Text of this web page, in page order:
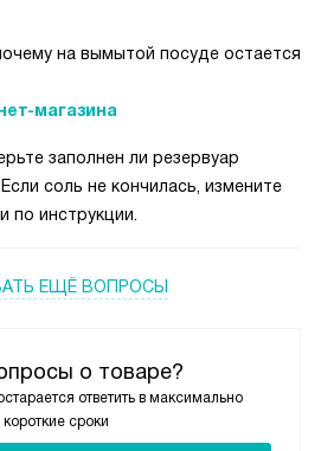
о товаре?
ответить в максимально
короткие сроки
на вымытой посуде остается
магазина
заполнен ли резервуар
соль не кончилась, измените
по инструкции.
ЕЩЁ ВОПРОСЫ